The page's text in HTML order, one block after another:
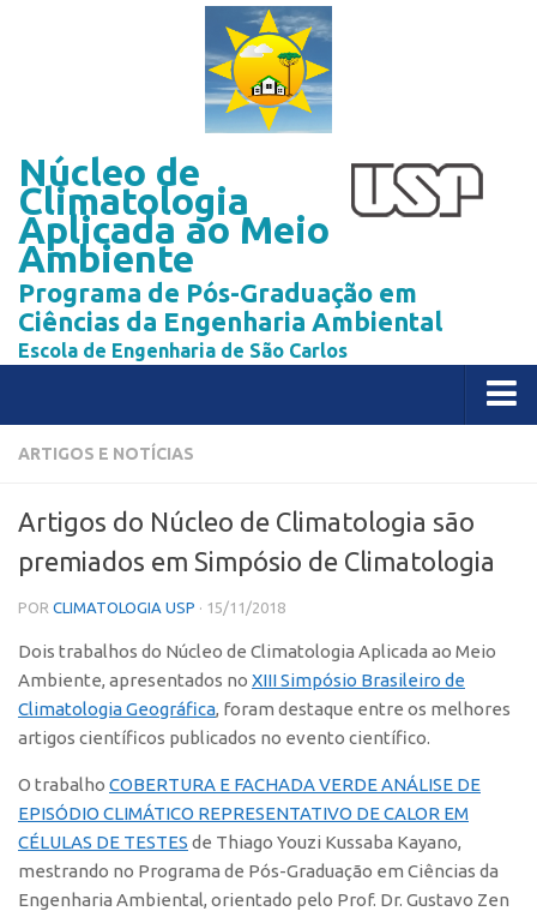
Núcleo de
Climatologia
Aplicada ao Meio
Ambiente
Programa de Pós-Graduação em
Ciências da Engenharia Ambiental
Escola de Engenharia de São Carlos
Home
Livro
Teses
Dissertações
Artigos Publicados
Pesquisadores
Estação Climatológica
Localização
Contato
ARTIGOS E NOTÍCIAS
Artigos do Núcleo de Climatologia são
premiados em Simpósio de Climatologia
POR CLIMATOLOGIA USP · 15/11/2018
Dois trabalhos do Núcleo de Climatologia Aplicada ao Meio
Ambiente, apresentados no XIII Simpósio Brasileiro de
Climatologia Geográfica, foram destaque entre os melhores
artigos científicos publicados no evento científico.
O trabalho COBERTURA E FACHADA VERDE ANÁLISE DE
EPISÓDIO CLIMÁTICO REPRESENTATIVO DE CALOR EM
CÉLULAS DE TESTES de Thiago Youzi Kussaba Kayano,
mestrando no Programa de Pós-Graduação em Ciências da
Engenharia Ambiental, orientado pelo Prof. Dr. Gustavo Zen